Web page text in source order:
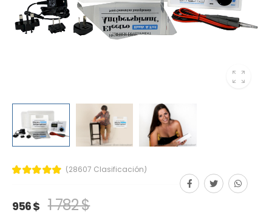
(28607 Clasificación)
956 $ 1 782 $